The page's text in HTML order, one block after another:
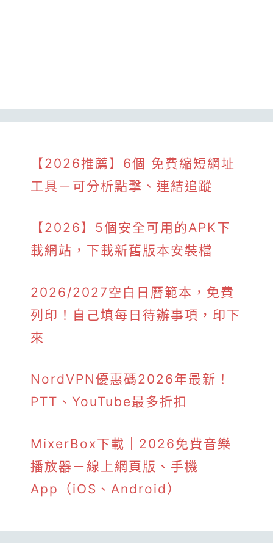
【2026推薦】6個 免費縮短網址
工具－可分析點擊、連結追蹤
【2026】5個安全可用的APK下
載網站，下載新舊版本安裝檔
2026/2027空白日曆範本，免費
列印！自己填每日待辦事項，印下
來
NordVPN優惠碼2026年最新！
PTT、YouTube最多折扣
MixerBox下載｜2026免費音樂
播放器－線上網頁版、手機
App（iOS、Android）